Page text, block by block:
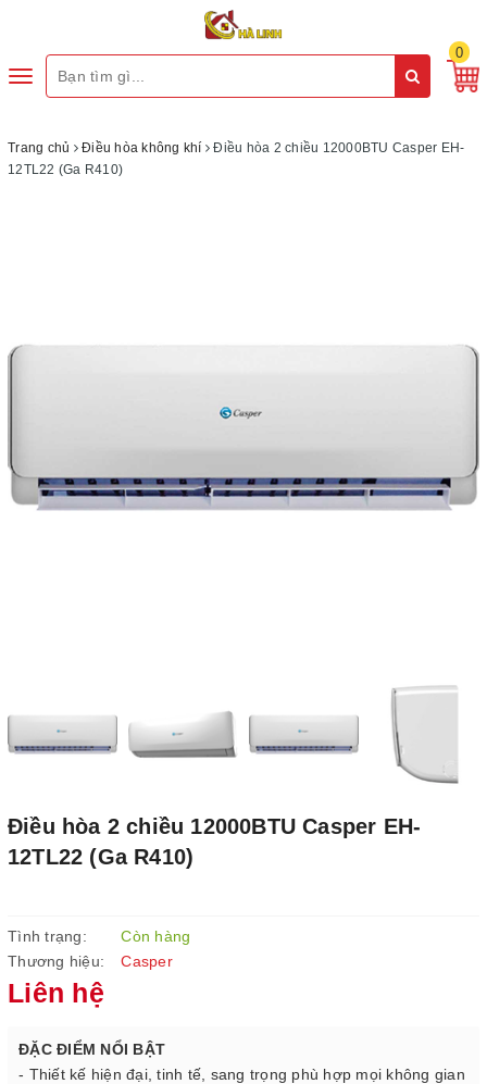
Toggle
0
Trang chủ Điều hòa không khí
Điều hòa 2 chiều 12000BTU Casper EH-
12TL22 (Ga R410)
Điều hòa 2 chiều 12000BTU Casper EH-
12TL22 (Ga R410)
Tình trạng:
Còn hàng
Thương hiệu:
Casper
Liên hệ
ĐẶC ĐIỂM NỔI BẬT
- Thiết kế hiện đại, tinh tế, sang trọng phù hợp mọi không gian